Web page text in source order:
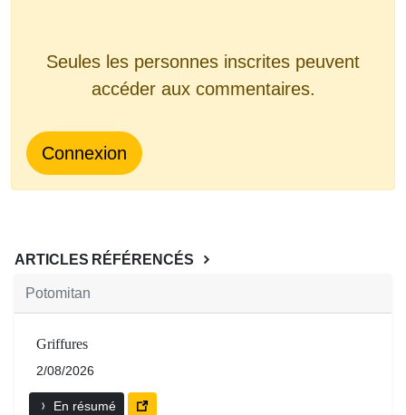
Seules les personnes inscrites peuvent
accéder aux commentaires.
Connexion
ARTICLES RÉFÉRENCÉS
Potomitan
Griffures
2/08/2026
En résumé